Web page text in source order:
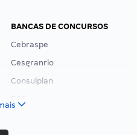
BANCAS DE CONCURSOS
Cebraspe
Cesgranrio
Consulplan